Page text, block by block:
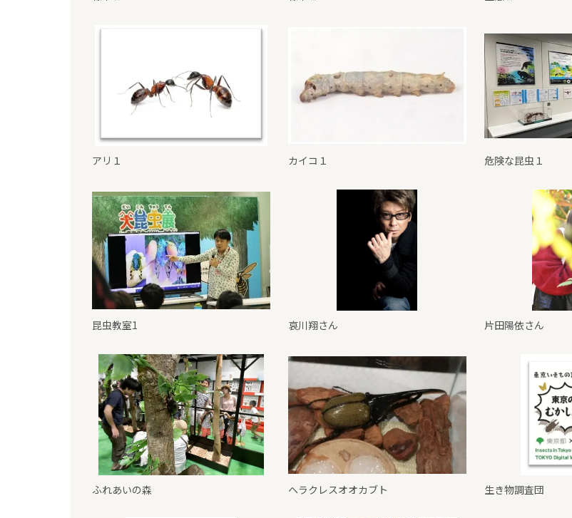
アリ１ カイコ１ 危険な昆虫１
昆虫教室1 哀川翔さん 片田陽依さん
ふれあいの森 ヘラクレスオオカブト 生き物調査団